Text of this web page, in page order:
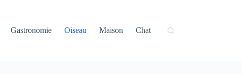
Gastronomie Oiseau Maison Chat